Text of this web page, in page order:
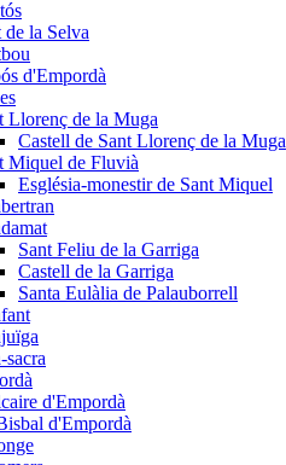
de la Selva
d'Empordà
Llorenç de la Muga
Castell de Sant Llorenç de la Muga
Miquel de Fluvià
Església-monestir de Sant Miquel
Sant Feliu de la Garriga
Castell de la Garriga
Santa Eulàlia de Palauborrell
d'Empordà
d'Empordà